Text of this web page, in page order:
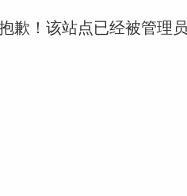
歉！该站点已经被管理